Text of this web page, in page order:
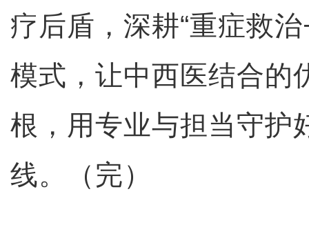
疗后盾，深耕“重症救
模式，让中西医结合的
根，用专业与担当守护
线。（完）